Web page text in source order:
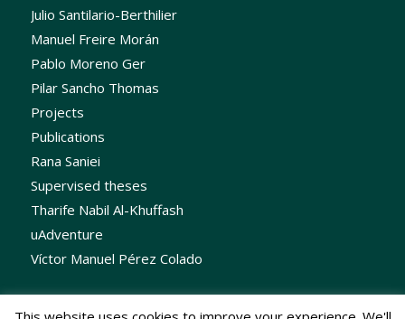
Julio Santilario-Berthilier
Manuel Freire Morán
Pablo Moreno Ger
Pilar Sancho Thomas
Projects
Publications
Rana Saniei
Supervised theses
Tharife Nabil Al-Khuffash
uAdventure
Víctor Manuel Pérez Colado